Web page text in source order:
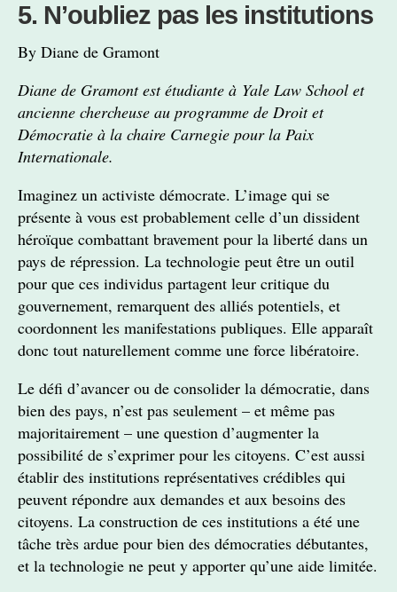
5. N’oubliez pas les institutions
By Diane de Gramont
Diane de Gramont est étudiante à Yale Law School et
ancienne chercheuse au programme de Droit et
Démocratie à la chaire Carnegie pour la Paix
Internationale.
Imaginez un activiste démocrate. L’image qui se
présente à vous est probablement celle d’un dissident
héroïque combattant bravement pour la liberté dans un
pays de répression. La technologie peut être un outil
pour que ces individus partagent leur critique du
gouvernement, remarquent des alliés potentiels, et
coordonnent les manifestations publiques. Elle apparaît
donc tout naturellement comme une force libératoire.
Le défi d’avancer ou de consolider la démocratie, dans
bien des pays, n’est pas seulement – et même pas
majoritairement – une question d’augmenter la
possibilité de s’exprimer pour les citoyens. C’est aussi
établir des institutions représentatives crédibles qui
peuvent répondre aux demandes et aux besoins des
citoyens. La construction de ces institutions a été une
tâche très ardue pour bien des démocraties débutantes,
et la technologie ne peut y apporter qu’une aide limitée.